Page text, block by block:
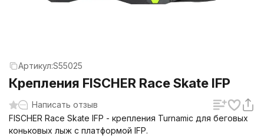
Артикул:S55025
Крепления FISCHER Race Skate IFP
Написать отзыв
FISCHER Race Skate IFP - крепления Turnamic для беговых
коньковых лыж с платформой IFP.